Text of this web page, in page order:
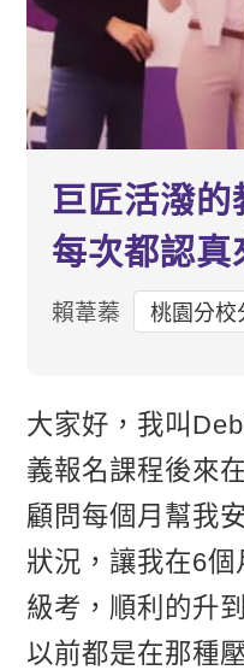
巨匠活潑
每次都認真
賴葦蓁 桃園分校
大家好，我叫
義報名課程後來
顧問每個月幫我
狀況，讓我在6
級考，順利的升
以前都是在那種